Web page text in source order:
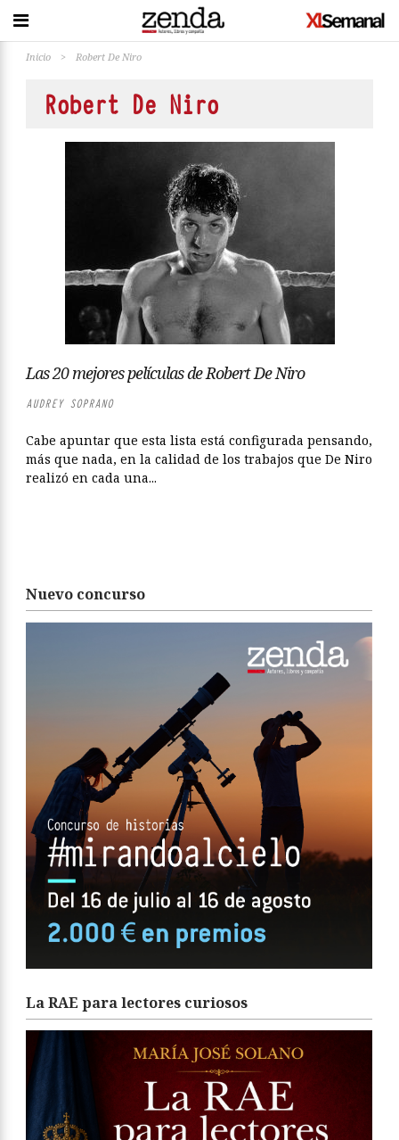
Inicio > Robert De Niro
Robert De Niro
Las 20 mejores películas de Robert De Niro
AUDREY SOPRANO
Cabe apuntar que esta lista está configurada pensando,
más que nada, en la calidad de los trabajos que De Niro
realizó en cada una...
Nuevo concurso
La RAE para lectores curiosos